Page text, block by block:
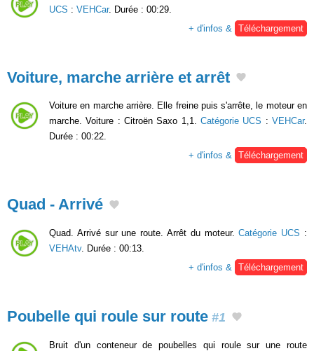
UCS : VEHCar. Durée : 00:29.
+ d'infos &
Téléchargement
Voiture, marche arrière et arrêt
Voiture en marche arrière. Elle freine puis s'arrête, le moteur en
marche. Voiture : Citroën Saxo 1,1. Catégorie UCS :VEHCar.
Durée : 00:22.
+ d'infos & Téléchargement
Quad - Arrivé
Quad. Arrivé sur une route. Arrêt du moteur.Catégorie UCS :
VEHAtv. Durée : 00:13.
+ d'infos &
Téléchargement
Poubelle qui roule sur route #1
Bruit d'un conteneur de poubelles qui roule sur une route